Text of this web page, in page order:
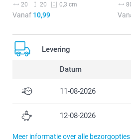
20 20 0,3 cm
Vanaf 10,99
Levering
Datum
11-08-2026
12-08-2026
Meer informatie over alle bezorgopties